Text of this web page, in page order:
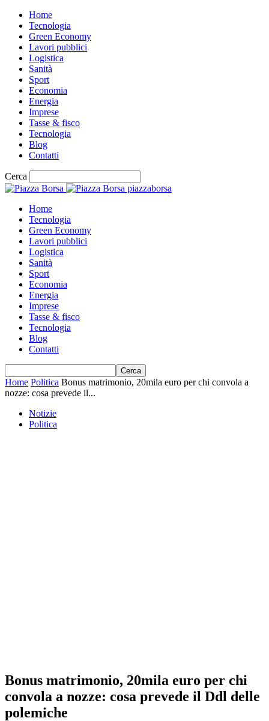
Home
Tecnologia
Green Economy
Lavori pubblici
Logistica
Sanità
Sport
Economia
Energia
Imprese
Tasse & fisco
Tecnologia
Blog
Contatti
Cerca
piazzaborsa
Home
Tecnologia
Green Economy
Lavori pubblici
Logistica
Sanità
Sport
Economia
Energia
Imprese
Tasse & fisco
Tecnologia
Blog
Contatti
Home Politica Bonus matrimonio, 20mila euro per chi convola a
nozze: cosa prevede il...
Notizie
Politica
Bonus matrimonio, 20mila euro per chi
convola a nozze: cosa prevede il Ddl delle
polemiche